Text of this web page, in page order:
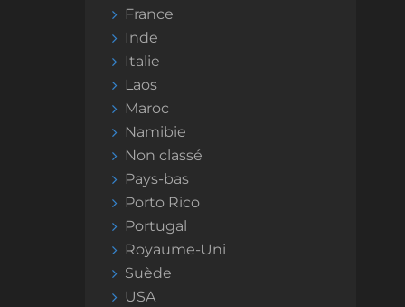
France
Inde
Italie
Laos
Maroc
Namibie
Non classé
Pays-bas
Porto Rico
Portugal
Royaume-Uni
Suède
USA